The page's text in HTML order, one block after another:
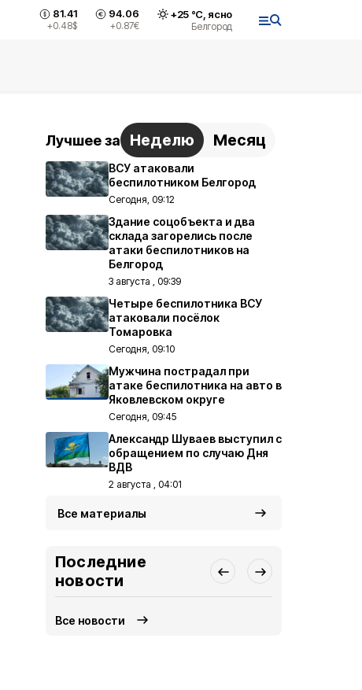
81.41
+0.48$
94.06
+0.87€
+25°С, ясно
Белгород
Лучшее за Неделю Месяц
ВСУ атаковали
беспилотником Белгород
Сегодня, 09:12
Здание соцобъекта и два
склада загорелись после
атаки беспилотников на
Белгород
3 августа , 09:39
Четыре беспилотника ВСУ
атаковали посёлок
Томаровка
Сегодня, 09:10
Мужчина пострадал при
атаке беспилотника на авто в
Яковлевском округе
Сегодня, 09:45
Александр Шуваев выступил с
обращением по случаю Дня
ВДВ
2 августа , 04:01
Все материалы
Последние
новости
Все новости